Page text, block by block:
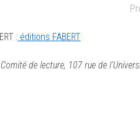
: éditions FABERT
de lecture, 107 rue de